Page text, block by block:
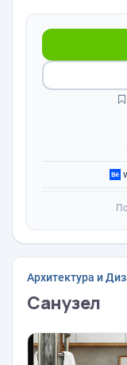
Архитектура и
Санузел